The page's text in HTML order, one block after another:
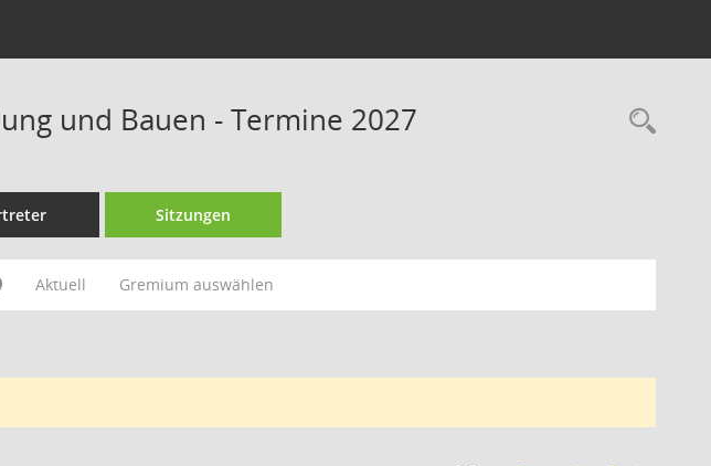
und Bauen - Termine 2027
Sitzungen
Aktuell Gremium auswählen